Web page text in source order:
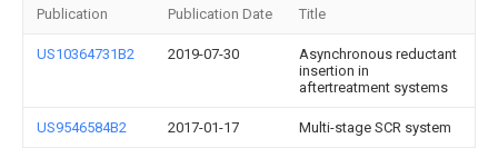
Publication Publication Date Title
US10364731B2 2019-07-30
Asynchronous reductant
insertion in
aftertreatment systems
US9546584B2 2017-01-17 Multi-stage SCR system